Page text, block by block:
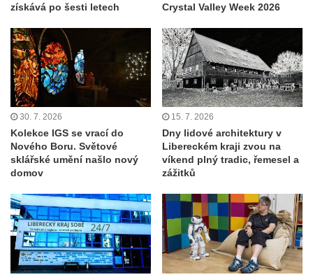
získává po šesti letech
Crystal Valley Week 2026
30. 7. 2026
Kolekce IGS se vrací do
Nového Boru. Světové
sklářské umění našlo nový
domov
15. 7. 2026
Dny lidové architektury v
Libereckém kraji zvou na
víkend plný tradic, řemesel a
zážitků